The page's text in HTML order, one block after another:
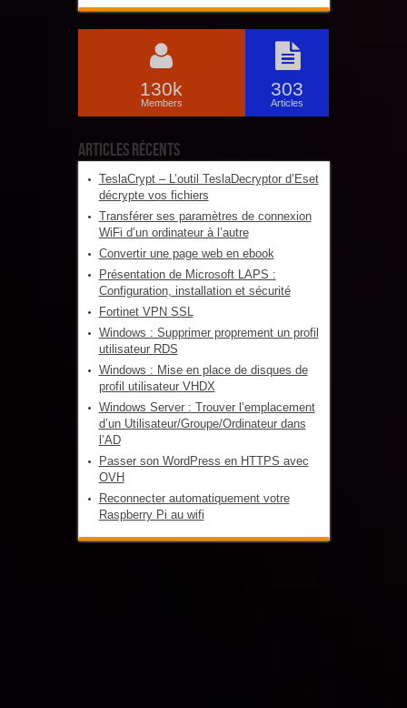
130k
Members
303
Articles
Articles récents
TeslaCrypt – L’outil TeslaDecryptor d’Eset
décrypte vos fichiers
Transférer ses paramètres de connexion
WiFi d’un ordinateur à l’autre
Convertir une page web en ebook
Présentation de Microsoft LAPS :
Configuration, installation et sécurité
Fortinet VPN SSL
Windows : Supprimer proprement un profil
utilisateur RDS
Windows : Mise en place de disques de
profil utilisateur VHDX
Windows Server : Trouver l’emplacement
d’un Utilisateur/Groupe/Ordinateur dans
l’AD
Passer son WordPress en HTTPS avec
OVH
Reconnecter automatiquement votre
Raspberry Pi au wifi